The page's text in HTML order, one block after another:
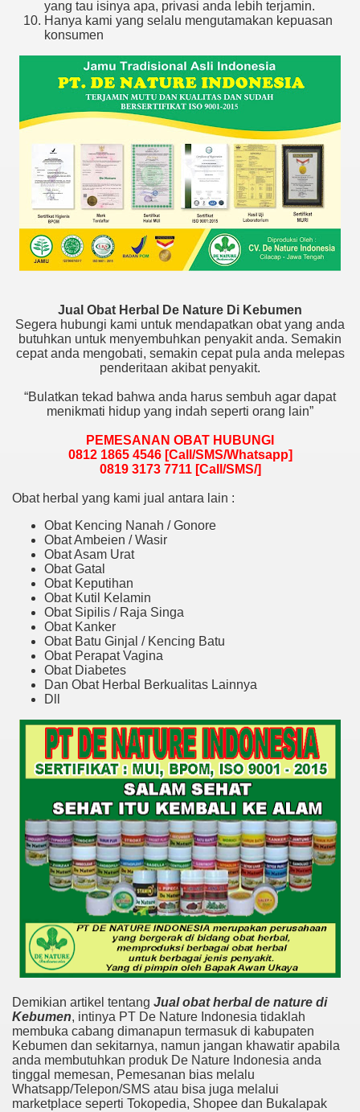
yang tau isinya apa, privasi anda lebih terjamin.
Hanya kami yang selalu mengutamakan kepuasan
konsumen
Jual Obat Herbal De Nature Di Kebumen
Segera hubungi kami untuk mendapatkan obat yang anda
butuhkan untuk menyembuhkan penyakit anda. Semakin
cepat anda mengobati, semakin cepat pula anda melepas
penderitaan akibat penyakit.
“Bulatkan tekad bahwa anda harus sembuh agar dapat
menikmati hidup yang indah seperti orang lain”
PEMESANAN OBAT HUBUNGI
0812 1865 4546 [Call/SMS/Whatsapp]
0819 3173 7711 [Call/SMS/]
Obat herbal yang kami jual antara lain :
Obat Kencing Nanah / Gonore
Obat Ambeien / Wasir
Obat Asam Urat
Obat Gatal
Obat Keputihan
Obat Kutil Kelamin
Obat Sipilis / Raja Singa
Obat Kanker
Obat Batu Ginjal / Kencing Batu
Obat Perapat Vagina
Obat Diabetes
Dan Obat Herbal Berkualitas Lainnya
Dll
Demikian artikel tentang Jual obat herbal de nature di
Kebumen, intinya PT De Nature Indonesia tidaklah
membuka cabang dimanapun termasuk di kabupaten
Kebumen dan sekitarnya, namun jangan khawatir apabila
anda membutuhkan produk De Nature Indonesia anda
tinggal memesan, Pemesanan bias melalu
Whatsapp/Telepon/SMS atau bisa juga melalui
marketplace seperti Tokopedia, Shopee dan Bukalapak